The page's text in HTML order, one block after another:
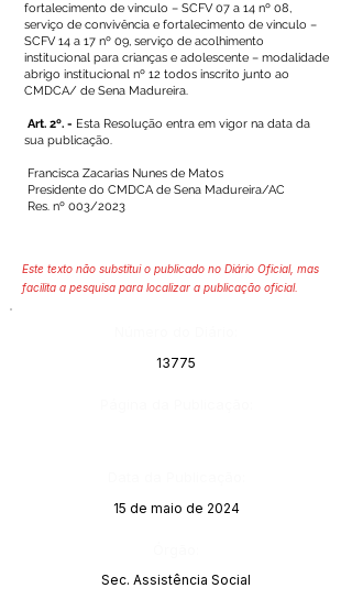
fortalecimento de vinculo – SCFV 07 a 14 nº 08,
serviço de convivência e fortalecimento de vinculo –
SCFV 14 a 17 nº 09, serviço de acolhimento
institucional para crianças e adolescente – modalidade
abrigo institucional nº 12 todos inscrito junto ao
CMDCA/ de Sena Madureira.
Art. 2º. - Esta Resolução entra em vigor na data da
sua publicação.
Francisca Zacarias Nunes de Matos
Presidente do CMDCA de Sena Madureira/AC
Res. nº 003/2023
Este texto não substitui o publicado no Diário Oficial, mas
facilita a pesquisa para localizar a publicação oficial.
13775
15 de maio de 2024
Sec. Assistência Social